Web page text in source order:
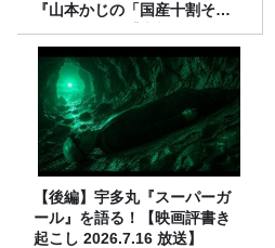
『山本かじの「国産十割そ
ば」』とは？【十割そば10種
食べ比べ】
【後編】宇多丸『スーパーガ
ール』を語る！【映画評書き
起こし 2026.7.16 放送】